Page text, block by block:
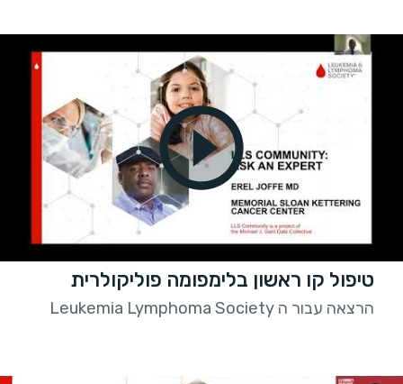
טיפול קו ראשון בלימפומה פוליקולרית
הרצאה עבור ה Leukemia Lymphoma Society